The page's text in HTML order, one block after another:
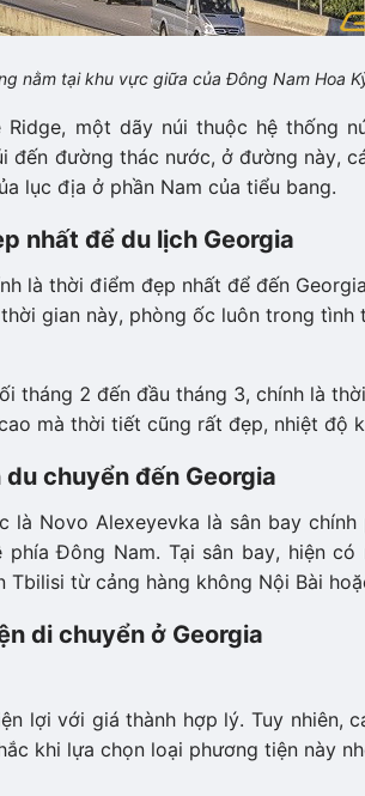
nằm tại khu vực giữa của Đông Nam Hoa
một dãy núi thuộc hệ thống
đến đường thác nước, ở đường này,
lục địa ở phần Nam của tiểu bang.
nhất để du lịch Georgia
là thời điểm đẹp nhất để đến
gian này, phòng ốc luôn trong tình
tháng 2 đến đầu tháng 3, chính là
mà thời tiết cũng rất đẹp, nhiệt độ
chuyển đến Georgia
Novo Alexeyevka là sân bay chính
Đông Nam. Tại sân bay, hiện có
từ cảng hàng không Nội Bài
di chuyển ở Georgia
lợi với giá thành hợp lý. Tuy nhiên,
khi lựa chọn loại phương tiện này